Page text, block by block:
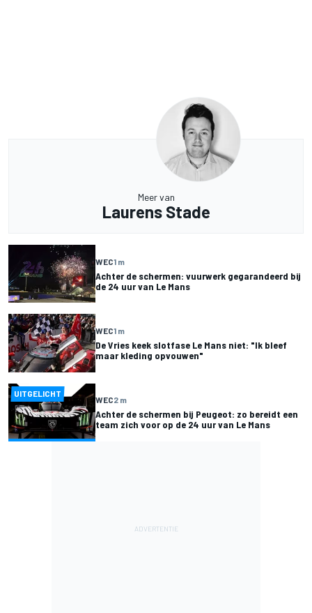
Meer van
Laurens Stade
WEC1 m
Achter de schermen: vuurwerk gegarandeerd bij
de 24 uur van Le Mans
WEC1 m
De Vries keek slotfase Le Mans niet: "Ik bleef
maar kleding opvouwen"
UITGELICHT
WEC2 m
Achter de schermen bij Peugeot: zo bereidt een
team zich voor op de 24 uur van Le Mans